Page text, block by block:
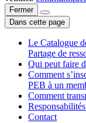
Fermer
Dans cette page
Le Catalogue
Partage de
Qui peut faire
Comment
PEB à un
Comment
Contact